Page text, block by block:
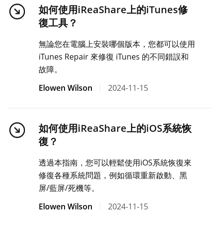
如何使用iReaShare上的iTunes修
復工具？
無論您在電腦上安裝哪個版本，您都可以使用
iTunes Repair 來修復 iTunes 的不同錯誤和
故障。
Elowen Wilson
2024-11-15
如何使用iReaShare上的iOS系統恢
復？
透過本指南，您可以輕鬆使用iOS系統恢復來
修復各種系統問題，例如循環重新啟動、黑
屏/藍屏/死機等。
Elowen Wilson
2024-11-15